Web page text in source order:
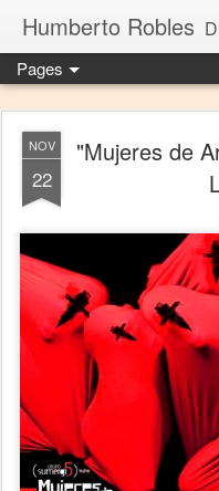
Humberto Robles
Pages
NOV
22
"Mujeres de